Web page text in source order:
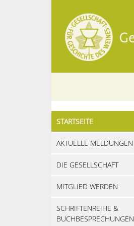
STARTSEITE
AKTUELLE MELDUNGEN
DIE GESELLSCHAFT
MITGLIED WERDEN
SCHRIFTENREIHE &
BUCHBESPRECHUNGEN